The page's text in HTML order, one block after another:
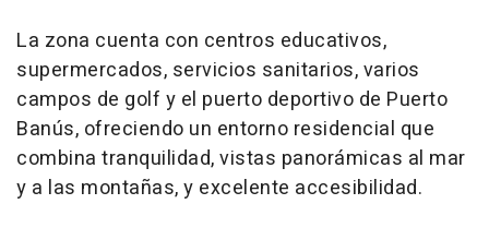
La zona cuenta con centros educativos,
supermercados, servicios sanitarios, varios
campos de golf y el puerto deportivo de Puerto
Banús, ofreciendo un entorno residencial que
combina tranquilidad, vistas panorámicas al mar
y a las montañas, y excelente accesibilidad.